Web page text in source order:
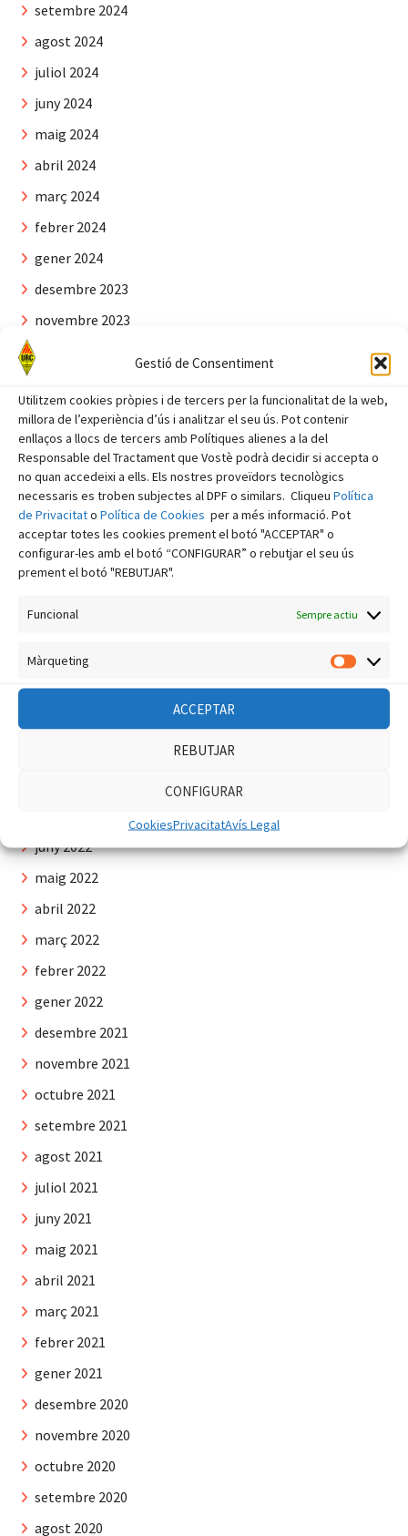
Gestió de Consentiment
Utilitzem cookies pròpies i de tercers per la funcionalitat de la web,
millora de l’experiència d’ús i analitzar el seu ús. Pot contenir
enllaços a llocs de tercers amb Polítiques alienes a la del
Responsable del Tractament que Vostè podrà decidir si accepta o
no quan accedeixi a ells. Els nostres proveïdors tecnològics
necessaris es troben subjectes al DPF o similars. Cliqueu Política
de Privacitato Política de Cookies per a més informació. Pot
acceptar totes les cookies prement el botó "ACCEPTAR" o
configurar-les amb el botó “CONFIGURAR” o rebutjar el seu ús
prement el botó "REBUTJAR".
Funcional Sempre actiu
Màrqueting
ACCEPTAR
REBUTJAR
CONFIGURAR
CookiesPrivacitatAvís Legal
setembre 2024
agost 2024
juliol 2024
juny 2024
maig 2024
abril 2024
març 2024
febrer 2024
gener 2024
desembre 2023
novembre 2023
octubre 2023
agost 2023
juliol 2023
juny 2023
maig 2023
abril 2023
març 2023
desembre 2022
novembre 2022
juny 2022
maig 2022
abril 2022
març 2022
febrer 2022
gener 2022
desembre 2021
novembre 2021
octubre 2021
setembre 2021
agost 2021
juliol 2021
juny 2021
maig 2021
abril 2021
març 2021
febrer 2021
gener 2021
desembre 2020
novembre 2020
octubre 2020
setembre 2020
agost 2020